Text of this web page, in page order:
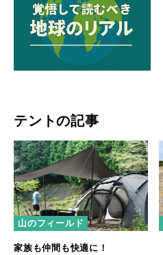
テントの記事
山のフィールド
家族も仲間も快適に！